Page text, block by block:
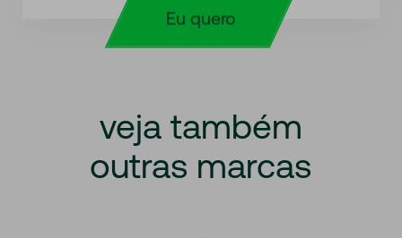
Eu quero
veja também
outras marcas